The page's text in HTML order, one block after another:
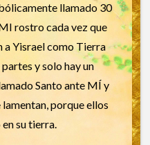
llamado 30
rostro cada vez que
a Yisrael como Tierra
y solo hay un
Santo ante MÍ y
porque ellos
su tierra.